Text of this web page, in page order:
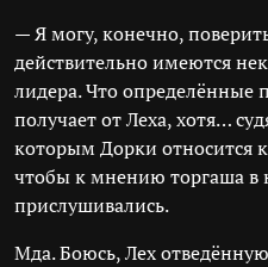
— Я могу, конечно,
действительно имеются
лидера. Что определённые
получает от Леха, хотя…
которым Дорки относится
чтобы к мнению торгаша в
прислушивались.
Мда. Боюсь, Лех